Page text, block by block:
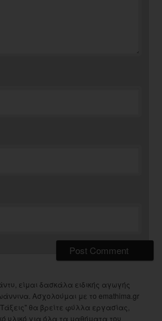
είμαι δασκάλα ειδικής αγωγής
Ασχολούμαι με το emathima.gr
θα βρείτε φύλλα εργασίας,
υλικό για όλα τα μαθήματα του